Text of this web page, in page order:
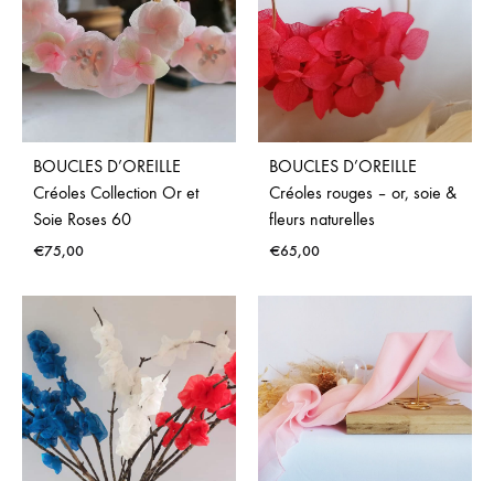
BOUCLES D’OREILLE
Créoles Collection Or et
Soie Roses 60
€75,00
TO
WISHLIST
BOUCLES D’OREILLE
Créoles rouges – or, soie &
fleurs naturelles
€65,00